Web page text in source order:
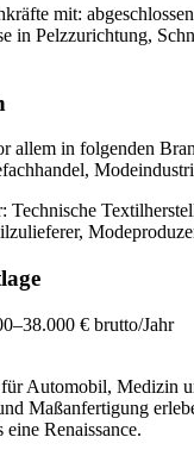
mit:
in Pelzzurichtung,
allem in folgenden
Technische
€ brutto/Jahr
Automobil, Medizin
Maßanfertigung
Renaissance.